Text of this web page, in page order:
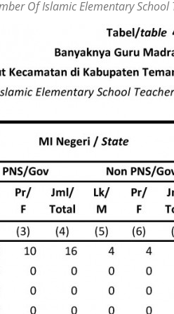
Of Islamic Elementary School